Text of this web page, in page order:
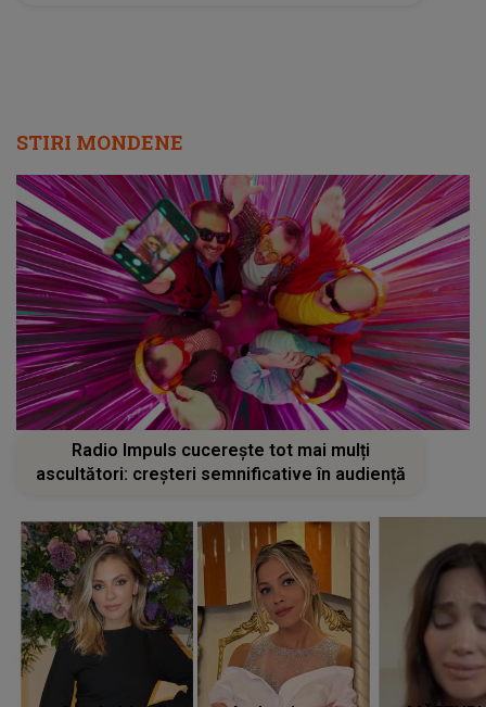
STIRI MONDENE
Radio Impuls cucerește tot mai mulți
ascultători: creșteri semnificative în audiență